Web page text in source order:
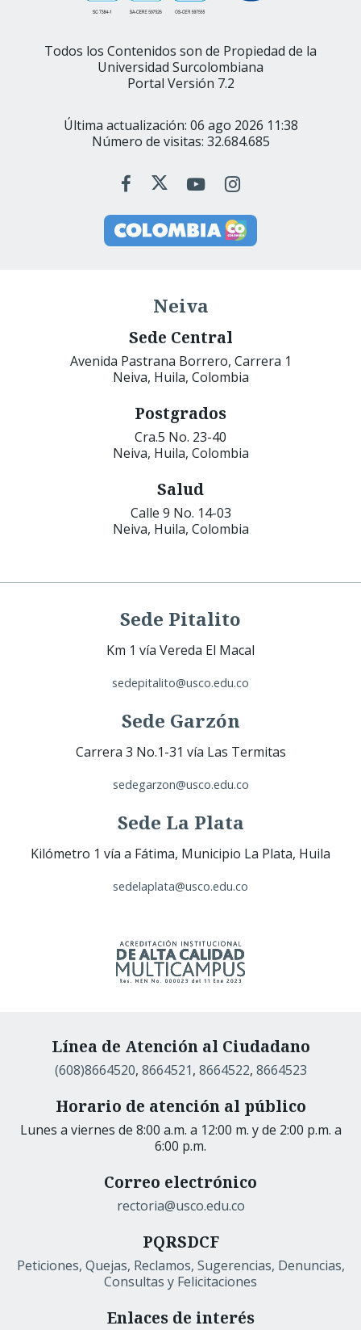
Todos los Contenidos son de Propiedad de la
Universidad Surcolombiana
Portal Versión 7.2
Última actualización: 06 ago 2026 11:38
Número de visitas: 32.684.685
Neiva
Sede Central
Avenida Pastrana Borrero, Carrera 1
Neiva, Huila, Colombia
Postgrados
Cra.5 No. 23-40
Neiva, Huila, Colombia
Salud
Calle 9 No. 14-03
Neiva, Huila, Colombia
Sede Pitalito
Km 1 vía Vereda El Macal
sedepitalito@usco.edu.co
Sede Garzón
Carrera 3 No.1-31 vía Las Termitas
sedegarzon@usco.edu.co
Sede La Plata
Kilómetro 1 vía a Fátima, Municipio La Plata, Huila
sedelaplata@usco.edu.co
Línea de Atención al Ciudadano
(608)8664520, 8664521, 8664522, 8664523
Horario de atención al público
Lunes a viernes de 8:00 a.m. a 12:00 m. y de 2:00 p.m. a
6:00 p.m.
Correo electrónico
rectoria@usco.edu.co
PQRSDCF
Peticiones, Quejas, Reclamos, Sugerencias, Denuncias,
Consultas y Felicitaciones
Enlaces de interés